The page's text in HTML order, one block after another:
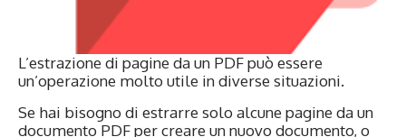
L’estrazione di pagine da un PDF può essere
un’operazione molto utile in diverse situazioni.
Se hai bisogno di estrarre solo alcune pagine da un
documento PDF per creare un nuovo documento, o